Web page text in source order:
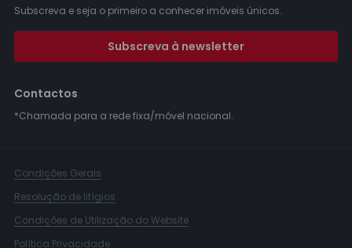
Subscreva e seja o primeiro a conhecer imóveis únicos.
Subscreva à newsletter
Contactos
*Chamada para a rede fixa/móvel nacional.
Condições Gerais
Resolução de litígios
Condições de Utilização do Website
Política Privacidade